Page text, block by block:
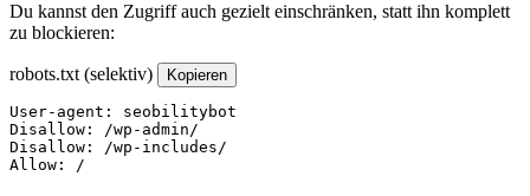
Du kannst den Zugriff auch gezielt einschränken, statt ihn komplett
zu blockieren:
robots.txt (selektiv) Kopieren
User-agent: seobilitybot
Disallow: /wp-admin/
Disallow: /wp-includes/
Allow: /